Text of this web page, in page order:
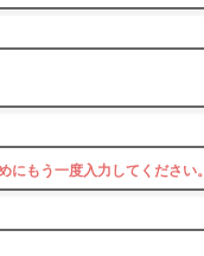
にもう一度入力してください。